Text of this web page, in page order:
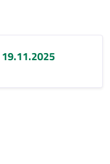
19.11.2025